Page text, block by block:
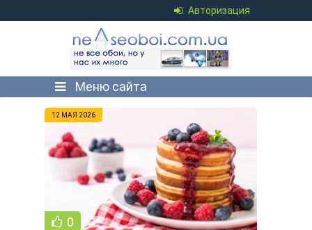
Авторизация
Меню сайта
12 МАЯ 2026
0